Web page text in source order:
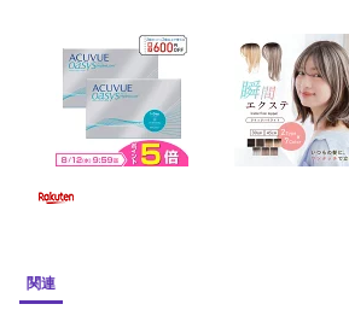
関連